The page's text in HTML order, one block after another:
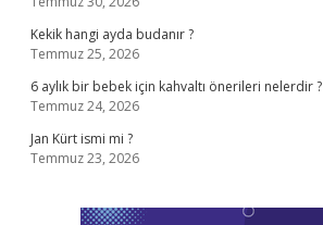
Kekik hangi ayda budanır ?
Temmuz 25, 2026
6 aylık bir bebek için kahvaltı önerileri nelerdir ?
Temmuz 24, 2026
Jan Kürt ismi mi ?
Temmuz 23, 2026